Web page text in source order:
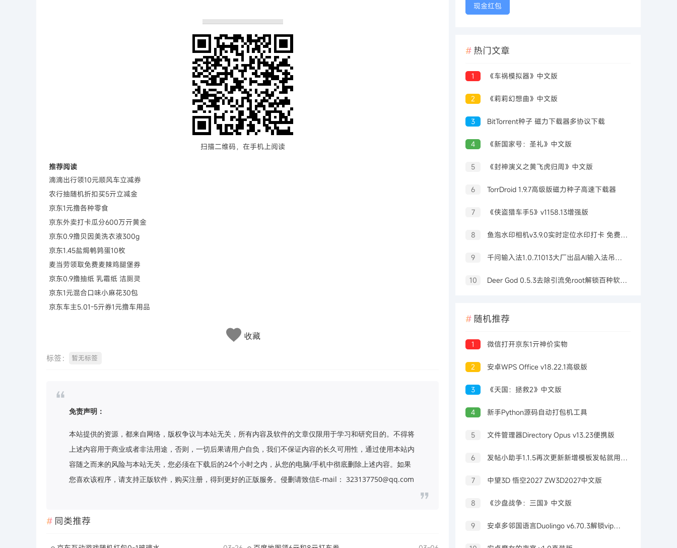
扫描二维码，在手机上阅读
推荐阅读
滴滴出行领10元顺风车立减券
农行抽随机折扣买5亓立减金
京东1元撸各种零食
京东外卖打卡瓜分600万亓黄金
京东0.9撸贝因美洗衣液300g
京东1.45盐焗鹌鹑蛋10枚
麦当劳领取免费麦辣鸡腿堡券
京东0.9撸抽纸 乳霜纸 洁厕灵
京东1元混合口味小麻花30包
京东车主5.01-5亓券1元撸车用品
收藏
标签： 暂无标签
免责声明：
本站提供的资源，都来自网络，版权争议与本站无关，所有内容及软件的文章仅限用于学习和研究目的。不得将
上述内容用于商业或者非法用途，否则，一切后果请用户自负，我们不保证内容的长久可用性，通过使用本站内
容随之而来的风险与本站无关，您必须在下载后的24个小时之内，从您的电脑/手机中彻底删除上述内容。如果
您喜欢该程序，请支持正版软件，购买注册，得到更好的正版服务。侵删请致信E-mail： 323137750@qq.com
同类推荐
现金红包
热门文章
1 《车祸模拟器》中文版
2 《莉莉幻想曲》中文版
3 BitTorrent种子 磁力下载器多协议下载
4 《新国家号：圣礼》中文版
5 《封神演义之黄飞虎归周》中文版
6 TorrDroid 1.9.7高级版磁力种子高速下载器
7 《侠盗猎车手5》v1158.13增强版
8 鱼泡水印相机v3.9.0实时定位水印打卡 免费无广告
9 千问输入法1.0.7.1013大厂出品AI输入法吊打豆包输入法
10 Deer God 0.5.3去除引流免root解锁百种软件会员
随机推荐
1 微信打开京东1亓神价实物
2 安卓WPS Office v18.22.1高级版
3 《天国：拯救2》中文版
4 新手Python源码自动打包机工具
5 文件管理器Directory Opus v13.23便携版
6 发帖小助手1.1.5再次更新新增模板发帖就用发帖小助手
7 中望3D 悟空2027 ZW3D2027中文版
8 《沙盘战争：三国》中文版
9 安卓多邻国语言Duolingo v6.70.3解锁vip付费版